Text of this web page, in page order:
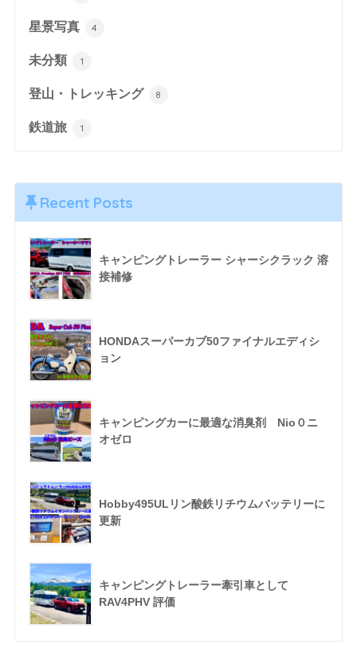
星景写真 4
未分類 1
登山・トレッキング 8
鉄道旅 1
Recent Posts
キャンピングトレーラー シャーシクラック 溶
接補修
HONDAスーパーカブ50ファイナルエディシ
ョン
キャンピングカーに最適な消臭剤 Nio０ニ
オゼロ
Hobby495ULリン酸鉄リチウムバッテリーに
更新
キャンピングトレーラー牽引車として
RAV4PHV 評価